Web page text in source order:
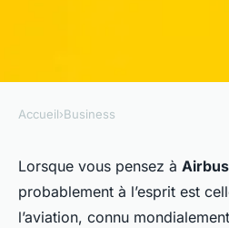
Le rôle du
Airbus à Nantes
Accueil›Business
Lorsque vous pensez à Airbus
probablement à l’esprit est
l’aviation, connu